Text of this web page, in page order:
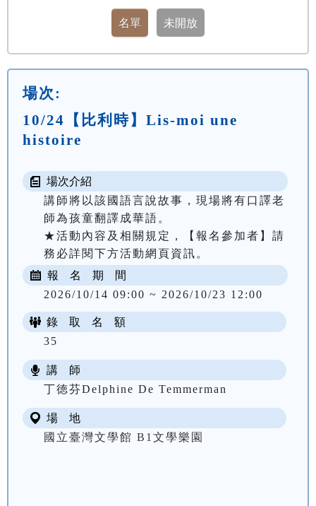
場次:
10/24【比利時】Lis-moi une
histoire
場次介紹
講師將以該國語言說故事，現場將有口譯老
師為孩童翻譯成華語。
★活動內容及相關規定，【報名參加者】請
務必詳閱下方活動網頁資訊。
報 名 期 間
2026/10/14 09:00 ~ 2026/10/23 12:00
錄 取 名 額
35
講 師
丁徳芬Delphine De Temmerman
場 地
國立臺灣文學館 B1文學樂園